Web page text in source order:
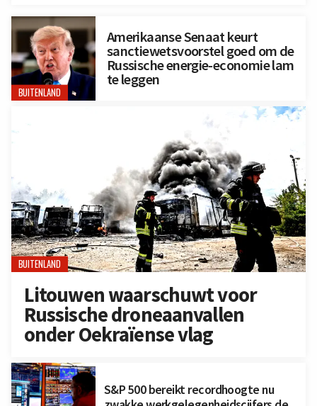
BUITENLAND
Amerikaanse Senaat keurt
sanctiewetsvoorstel goed om de
Russische energie-economie lam
te leggen
BUITENLAND
Litouwen waarschuwt voor
Russische droneaanvallen
onder Oekraïense vlag
S&P 500 bereikt recordhoogte nu